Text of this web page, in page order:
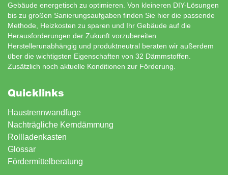
Gebäude energetisch zu optimieren. Von kleineren DIY-Lösungen
bis zu großen Sanierungsaufgaben finden Sie hier die passende
Methode, Heizkosten zu sparen und Ihr Gebäude auf die
Herausforderungen der Zukunft vorzubereiten.
Herstellerunabhängig und produktneutral beraten wir außerdem
über die wichtigsten Eigenschaften von 32 Dämmstoffen.
Zusätzlich noch aktuelle Konditionen zur Förderung
Quicklinks
Haustrennwandfuge
Nachträgliche Kerndämmung
Rollladenkasten
Glossar
Fördermittelberatung